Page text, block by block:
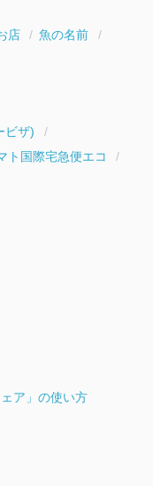
店
魚の名前
ビザ)
ト国際宅急便エコ
ア」の使い方